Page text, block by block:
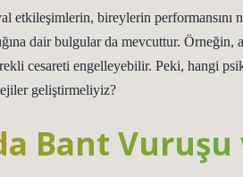
etkileşimlerin, bireylerin
dair bulgular da mevcuttur. Örneğin,
cesareti engelleyebilir. Peki, hangi
geliştirmeliyiz?
Bant